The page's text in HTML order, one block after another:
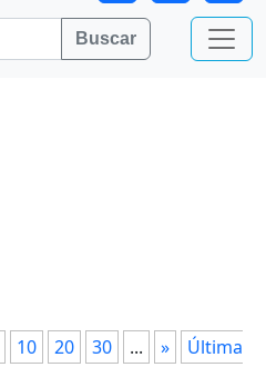
Buscar
10 20 30 ... »
Última